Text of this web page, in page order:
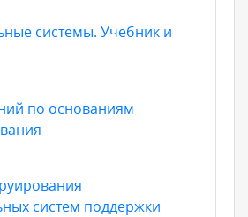
системы. Учебник и
по основаниям
систем поддержки